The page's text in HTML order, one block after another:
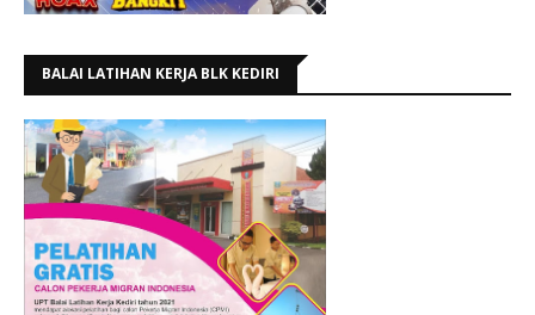
BALAI LATIHAN KERJA BLK KEDIRI